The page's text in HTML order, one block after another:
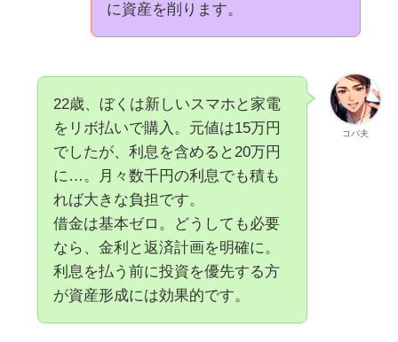
に資産を削ります。
コバ夫
22歳、ぼくは新しいスマホと家電
をリボ払いで購入。元値は15万円
でしたが、利息を含めると20万円
に…。月々数千円の利息でも積も
れば大きな負担です。
借金は基本ゼロ。どうしても必要
なら、金利と返済計画を明確に。
利息を払う前に投資を優先する方
が資産形成には効果的です。